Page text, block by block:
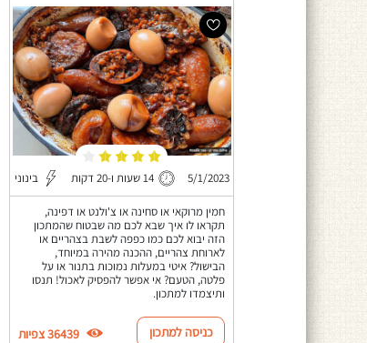
5/1/2023 14 שעות ו-20 דקות בינוני
חמין מרוקאי או סחינה או צ'ולנט או דפינה,
תקראו לו איך שבא לכם מה שבטוח שהמתכון
הזה יבוא לכם כמו כפפה לשבת בצהריים או
לארוחת צהריים, ההכנה מהירה במיוחד,
הבישול? איטי במעלות נמוכות בתנור או על
פלטה, הטעם? אי אפשר להפסיק לאכול! תנסו
ותיצמדו למתכון.
כניסה למתכון 36439 צפיות